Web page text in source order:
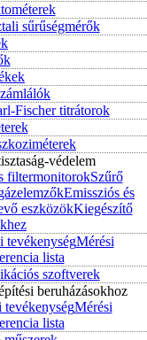
sűrűségmérők
Fischer titrátorok
védelem
filtermonitorokSzűrő
Emissziós és
eszközökKiegészítő
tevékenységMérési
lista
szoftverek
beruházásokhoz
Mérési
lista